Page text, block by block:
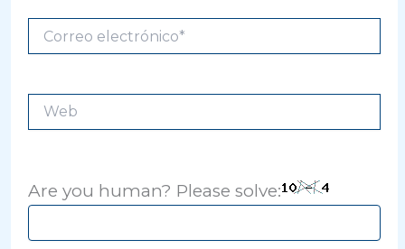
electrónico*
Web
Are you human? Please solve: